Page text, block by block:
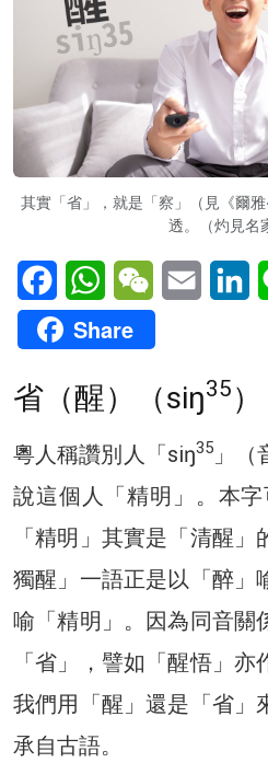
其實「省」，就是「察」（見《爾
透。（灼見名
FacebookWhatsAppWeChatEmail
Share
省（醒）（siŋ35 ）
粵人稱讚別人「siŋ35」（
說這個人「精明」。本
「精明」其實是「清醒
獨醒」一語正是以「醉」
喻「精明」。因為同音關
「省」，譬如「醒悟」
我們用「醒」還是「省」
承自古語。